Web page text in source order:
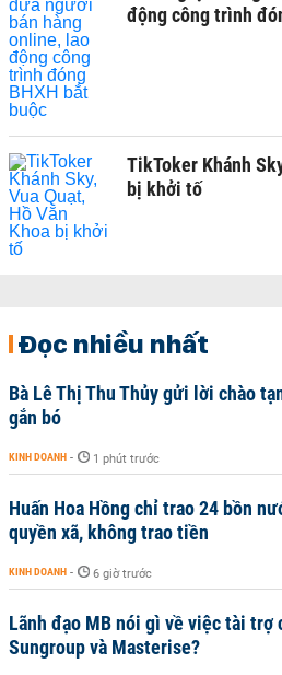
động công trình
TikToker Khánh
bị khởi tố
Đọc nhiều nhất
Bà Lê Thị Thu Thủy gửi lời chào
gắn bó
KINH DOANH - 1 phút trước
Huấn Hoa Hồng chỉ trao 24 bồn
quyền xã, không trao tiền
KINH DOANH - 6 giờ trước
Lãnh đạo MB nói gì về việc tài trợ
Sungroup và Masterise?